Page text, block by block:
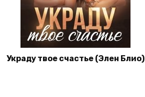
Украду твое счастье (Элен Блио)